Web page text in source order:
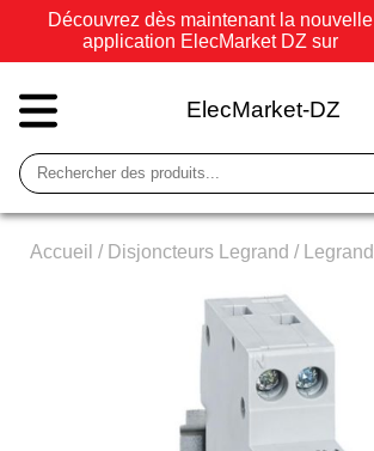
Découvrez dès maintenant la nouvelle
application ElecMarket DZ sur
ElecMarket-DZ
Accueil / Disjoncteurs Legrand / Legrand